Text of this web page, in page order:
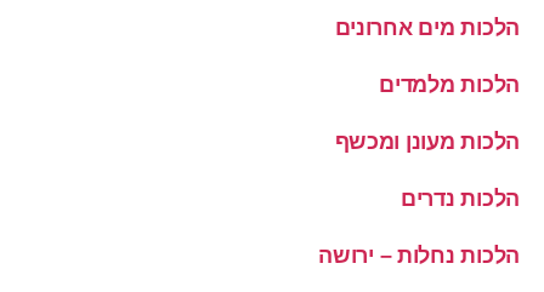
הלכות מים אחרונים
הלכות מלמדים
הלכות מעונן ומכשף
הלכות נדרים
הלכות נחלות – ירושה